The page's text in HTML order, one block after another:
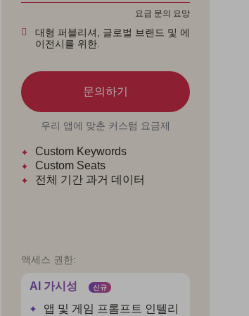
요금 문의 요망
대형 퍼블리셔, 글로벌 브랜드 및 에
이전시를 위한.
문의하기
우리 앱에 맞춘 커스텀 요금제
Custom Keywords
Custom Seats
전체 기간 과거 데이터
액세스 권한:
AI 가시성 신규
앱 및 게임 프롬프트 인텔리